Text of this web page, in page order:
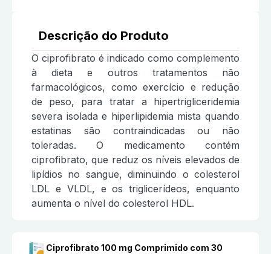
Descrição do Produto
O ciprofibrato é indicado como complemento
à dieta e outros tratamentos não
farmacológicos, como exercício e redução
de peso, para tratar a hipertrigliceridemia
severa isolada e hiperlipidemia mista quando
estatinas são contraindicadas ou não
toleradas. O medicamento contém
ciprofibrato, que reduz os níveis elevados de
lipídios no sangue, diminuindo o colesterol
LDL e VLDL, e os triglicerídeos, enquanto
aumenta o nível do colesterol HDL.
Ciprofibrato 100 mg Comprimido com 30